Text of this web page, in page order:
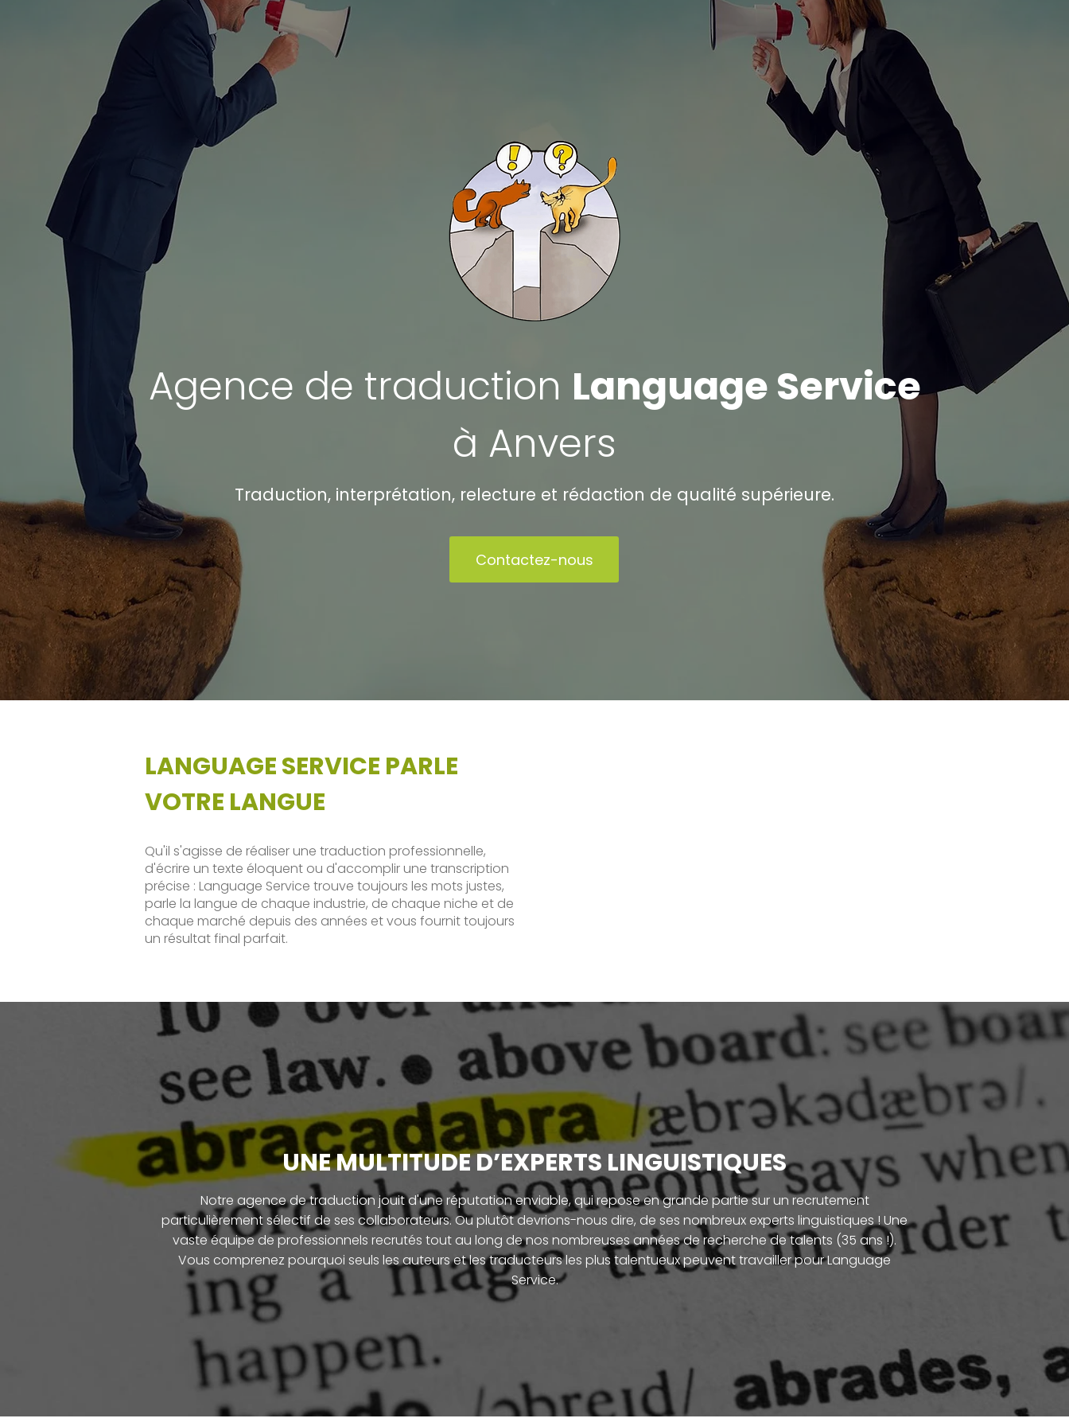
Agence de traduction Language Service
à Anvers
Traduction, interprétation, relecture et rédaction de qualité supérieure.
Contactez-nous
LANGUAGE SERVICE PARLE
VOTRE LANGUE
Qu'il s'agisse de réaliser une traduction professionnelle,
d'écrire un texte éloquent ou d'accomplir une transcription
précise : Language Service trouve toujours les mots justes,
parle la langue de chaque industrie, de chaque niche et de
chaque marché depuis des années et vous fournit toujours
un résultat final parfait.
UNE MULTITUDE D’EXPERTS LINGUISTIQUES
Notre agence de traduction jouit d'une réputation enviable, qui repose en grande partie sur un recrutement
particulièrement sélectif de ses collaborateurs. Ou plutôt devrions-nous dire, de ses nombreux experts linguistiques ! Une
vaste équipe de professionnels recrutés tout au long de nos nombreuses années de recherche de talents (35 ans !).
Vous comprenez pourquoi seuls les auteurs et les traducteurs les plus talentueux peuvent travailler pour Language
Service.